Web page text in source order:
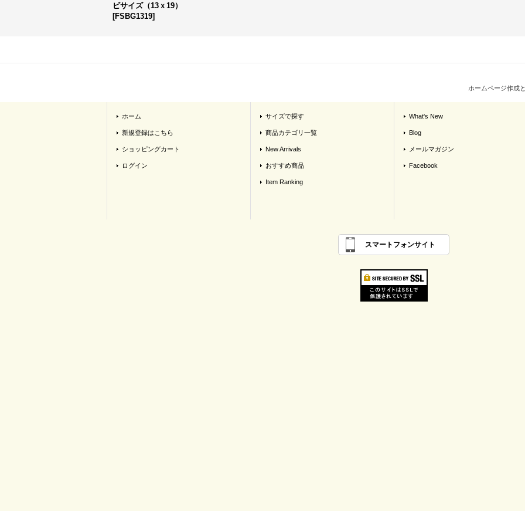
ビサイズ（13ｘ19）
[FSBG1319]
ホームページ作成
ホーム
新規登録はこちら
ショッピングカート
ログイン
サイズで探す
商品カテゴリ一覧
New Arrivals
おすすめ商品
Item Ranking
What's New
Blog
メールマガジン
Facebook
スマートフォンサイト